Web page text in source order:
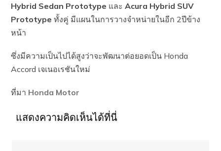
Hybrid Sedan Prototype และAcura Hybrid SUV
Prototype ทั้งคู่ มีแผนในการวางจำหน่ายในอีก 2ปีข้าง
หน้า
ซึ่งมีความเป็นไปได้สูงว่าจะพัฒนาต่อยอดเป็น Honda
Accord เจเนอเรชันใหม่
ที่มา Honda Motor
แสดงความคิดเห็นได้ที่นี่